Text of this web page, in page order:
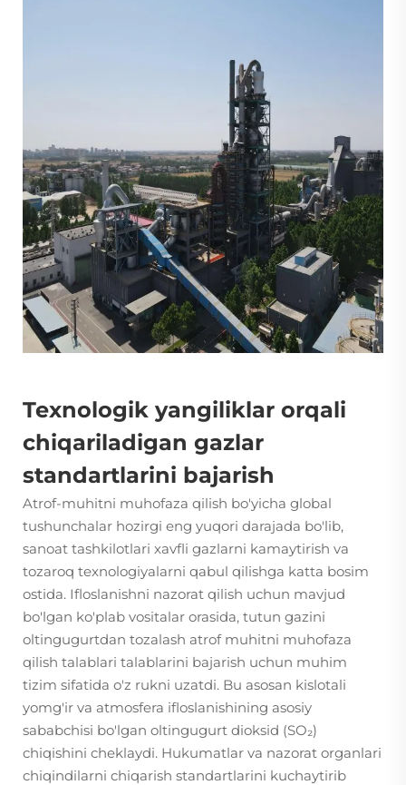
Texnologik yangiliklar orqali
chiqariladigan gazlar
standartlarini bajarish
Atrof-muhitni muhofaza qilish bo'yicha global
tushunchalar hozirgi eng yuqori darajada bo'lib,
sanoat tashkilotlari xavfli gazlarni kamaytirish va
tozaroq texnologiyalarni qabul qilishga katta bosim
ostida. Ifloslanishni nazorat qilish uchun mavjud
bo'lgan ko'plab vositalar orasida, tutun gazini
oltingugurtdan tozalash atrof muhitni muhofaza
qilish talablari talablarini bajarish uchun muhim
tizim sifatida o'z rukni uzatdi. Bu asosan kislotali
yomg'ir va atmosfera ifloslanishining asosiy
sababchisi bo'lgan oltingugurt dioksid (SO₂)
chiqishini cheklaydi. Hukumatlar va nazorat organlari
chiqindilarni chiqarish standartlarini kuchaytirib